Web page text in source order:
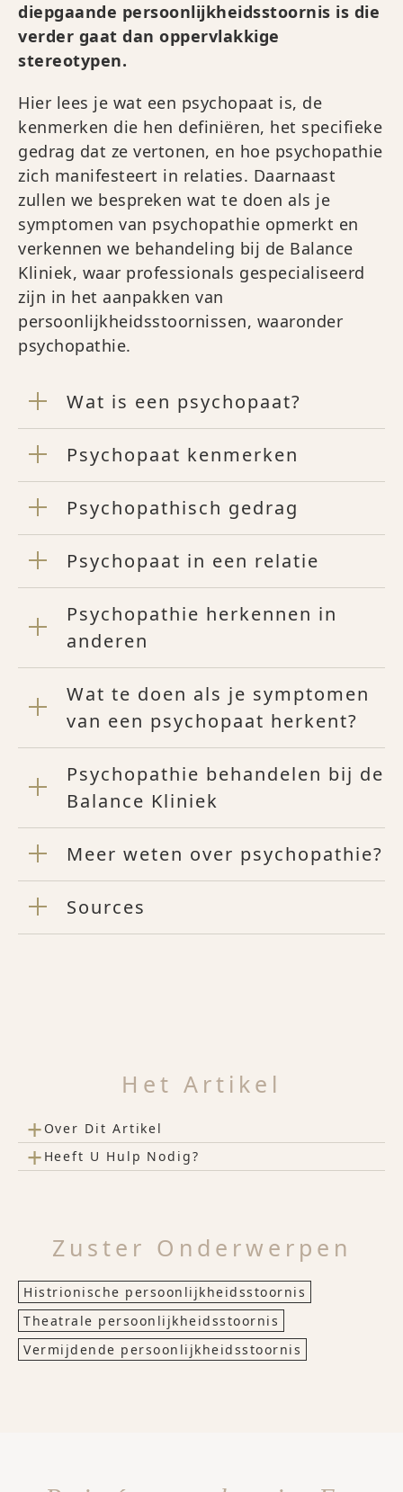
diepgaande persoonlijkheidsstoornis is die
verder gaat dan oppervlakkige
stereotypen.
Hier lees je wat een psychopaat is, de
kenmerken die hen definiëren, het specifieke
gedrag dat ze vertonen, en hoe psychopathie
zich manifesteert in relaties. Daarnaast
zullen we bespreken wat te doen als je
symptomen van psychopathie opmerkt en
verkennen we behandeling bij de Balance
Kliniek, waar professionals gespecialiseerd
zijn in het aanpakken van
persoonlijkheidsstoornissen, waaronder
psychopathie.
Wat is een psychopaat?
Psychopaat kenmerken
Psychopathisch gedrag
Psychopaat in een relatie
Psychopathie herkennen in
anderen
Wat te doen als je symptomen
van een psychopaat herkent?
Psychopathie behandelen bij de
Balance Kliniek
Meer weten over psychopathie?
Sources
Het Artikel
+ Over Dit Artikel
+ Heeft U Hulp Nodig?
Zuster Onderwerpen
Histrionische persoonlijkheidsstoornis
Theatrale persoonlijkheidsstoornis
Vermijdende persoonlijkheidsstoornis